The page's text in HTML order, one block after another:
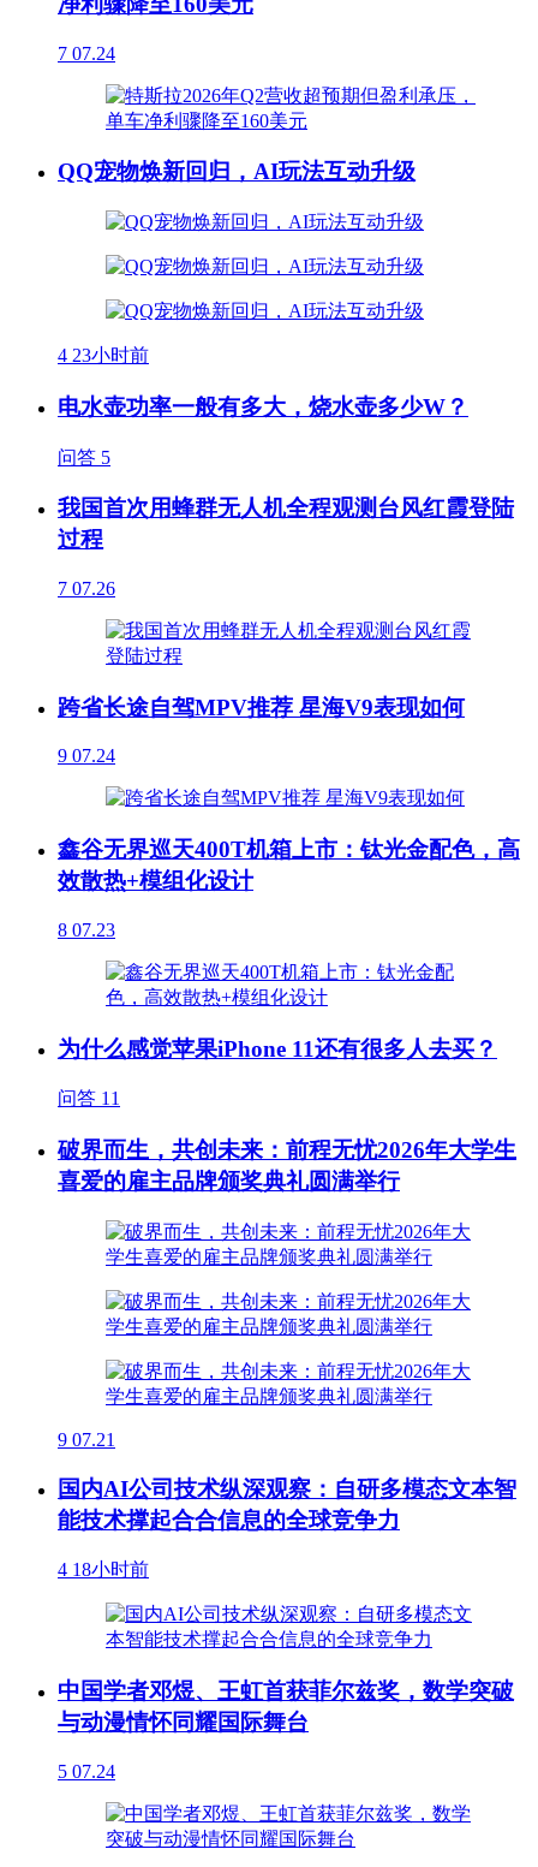
7 07.24
QQ宠物焕新回归，AI玩法互动升级
4 23小时前
电水壶功率一般有多大，烧水壶多少W？
问答 5
我国首次用蜂群无人机全程观测台风红霞登陆
过程
7 07.26
跨省长途自驾MPV推荐 星海V9表现如何
9 07.24
鑫谷无界巡天400T机箱上市：钛光金配色，高
效散热+模组化设计
8 07.23
为什么感觉苹果iPhone 11还有很多人去买？
问答 11
破界而生，共创未来：前程无忧2026年大学生
喜爱的雇主品牌颁奖典礼圆满举行
9 07.21
国内AI公司技术纵深观察：自研多模态文本智
能技术撑起合合信息的全球竞争力
4 18小时前
中国学者邓煜、王虹首获菲尔兹奖，数学突破
与动漫情怀同耀国际舞台
5 07.24